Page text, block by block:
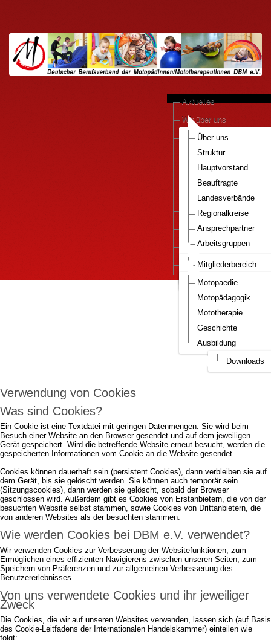
Aktuelles
Wir über uns
Über uns
Struktur
Hauptvorstand
Beauftragte
Landesverbände
Regionalkreise
Ansprechpartner
Arbeitsgruppen
anerkannte Praxen
Kooperationen
Motopädie konkret
Pressestimmen
DBM e.V.-Bestellservice
Mitglied werden..
Mitgliederbereich
Aufnahmeantrag
Infos Motopaedie
Motopaedie
Motopädagogik
Mototherapie
Geschichte
Ausbildung
Downloads
Um die Webseite optimal gestalten und
fortlaufend verbessern zu können, verwendet
Durch die weitere Nutzung der Webseite stimmen Sie der Verwendung von
Verwendung von Cookies
Was sind Cookies?
Ein Cookie ist eine Textdatei mit geringen Datenmengen. Sie wird beim
Besuch einer Website an den Browser gesendet und auf dem jeweiligen
Gerät gespeichert. Wird die betreffende Website erneut besucht, werden die
gespeicherten Informationen vom Cookie an die Website gesendet
Cookies können dauerhaft sein (persistent Cookies), dann verbleiben sie auf
dem Gerät, bis sie gelöscht werden. Sie können auch temporär sein
(Sitzungscookies), dann werden sie gelöscht, sobald der Browser
geschlossen wird. Außerdem gibt es Cookies von Erstanbietern, die von der
besuchten Website selbst stammen, sowie Cookies von Drittanbietern, die
von anderen Websites als der besuchten stammen.
Wie werden Cookies bei DBM e.V. verwendet?
Wir verwenden Cookies zur Verbesserung der Websitefunktionen, zum
Ermöglichen eines effizienten Navigierens zwischen unseren Seiten, zum
Speichern von Präferenzen und zur allgemeinen Verbesserung des
Benutzererlebnisses.
Von uns verwendete Cookies und ihr jeweiliger
Zweck
Die Cookies, die wir auf unseren Websites verwenden, lassen sich (auf Basis
des Cookie-Leitfadens der Internationalen Handelskammer) einteilen wie
folgt: